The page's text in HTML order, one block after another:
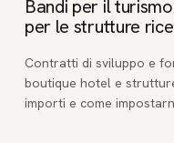
Bandi per il
per le strutture
Contratti di sviluppo e
boutique hotel e
importi e come